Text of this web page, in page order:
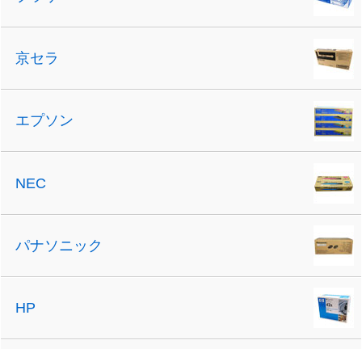
京セラ
エプソン
NEC
パナソニック
HP